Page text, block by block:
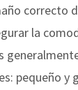
correcto
la
pequeño y